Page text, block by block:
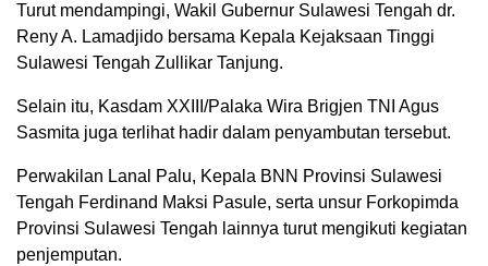
Turut mendampingi, Wakil Gubernur Sulawesi Tengah dr.
Reny A. Lamadjido bersama Kepala Kejaksaan Tinggi
Sulawesi Tengah Zullikar Tanjung.
Selain itu, Kasdam XXIII/Palaka Wira Brigjen TNI Agus
Sasmita juga terlihat hadir dalam penyambutan tersebut.
Perwakilan Lanal Palu, Kepala BNN Provinsi Sulawesi
Tengah Ferdinand Maksi Pasule, serta unsur Forkopimda
Provinsi Sulawesi Tengah lainnya turut mengikuti kegiatan
penjemputan.